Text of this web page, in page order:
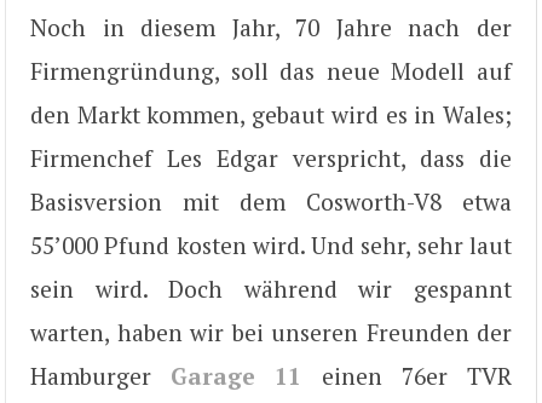
Noch in diesem Jahr, 70 Jahre nach der
Firmengründung, soll das neue Modell auf
den Markt kommen, gebaut wird es in Wales;
Firmenchef Les Edgar verspricht, dass die
Basisversion mit dem Cosworth-V8 etwa
55’000 Pfund kosten wird. Und sehr, sehr laut
sein wird. Doch während wir gespannt
warten, haben wir bei unseren Freunden der
Hamburger Garage 11 einen 76er TVR